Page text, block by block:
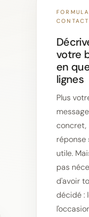
CONTACT
votre
en
lignes
Plus
concret,
réponse
utile.
pas
d'avoir
décidé :